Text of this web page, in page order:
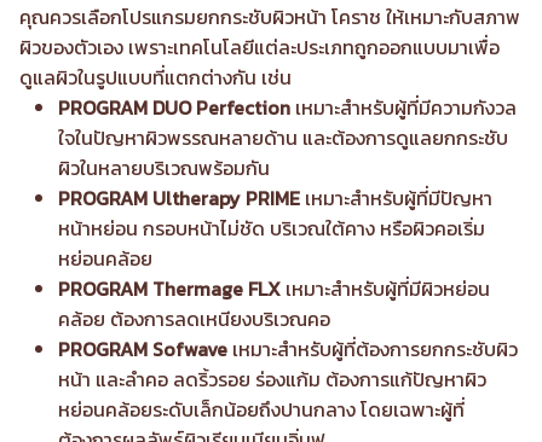
คุณควรเลือกโปรแกรมยกกระชับผิวหน้า โคราช ให้เหมาะกับสภาพ
ผิวของตัวเอง เพราะเทคโนโลยีแต่ละประเภทถูกออกแบบมาเพื่อ
ดูแลผิวในรูปแบบที่แตกต่างกัน เช่น
PROGRAM DUO Perfection เหมาะสำหรับผู้ที่มีความกังวล
ใจในปัญหาผิวพรรณหลายด้าน และต้องการดูแลยกกระชับ
ผิวในหลายบริเวณพร้อมกัน
PROGRAM Ultherapy PRIME เหมาะสำหรับผู้ที่มีปัญหา
หน้าหย่อน กรอบหน้าไม่ชัด บริเวณใต้คาง หรือผิวคอเริ่ม
หย่อนคล้อย
PROGRAM Thermage FLX เหมาะสำหรับผู้ที่มีผิวหย่อน
คล้อย ต้องการลดเหนียงบริเวณคอ
PROGRAM Sofwave เหมาะสำหรับผู้ที่ต้องการยกกระชับผิว
หน้า และลำคอ ลดริ้วรอย ร่องแก้ม ต้องการแก้ปัญหาผิว
หย่อนคล้อยระดับเล็กน้อยถึงปานกลาง โดยเฉพาะผู้ที่